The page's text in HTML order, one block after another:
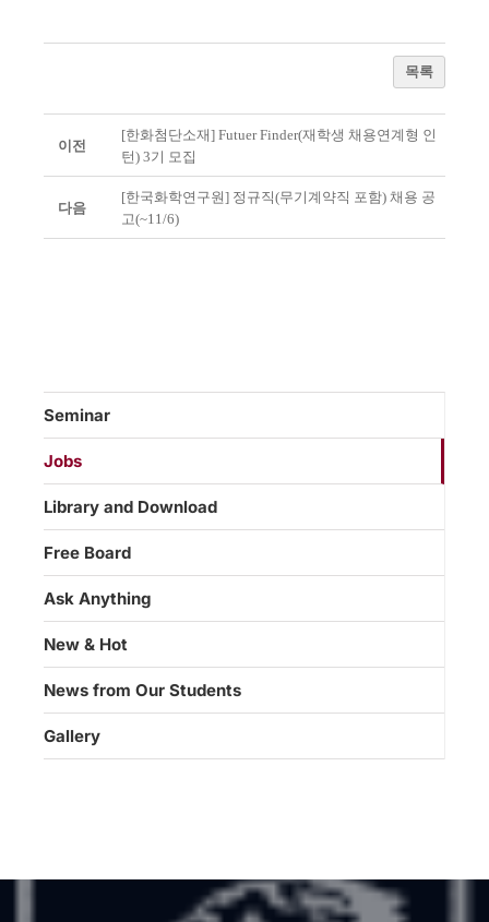
목록
이전
[한화첨단소재] Futuer Finder(재학생 채용연계형 인
턴) 3기 모집
다음
[한국화학연구원] 정규직(무기계약직 포함) 채용 공
고(~11/6)
Seminar
Jobs
Library and Download
Free Board
Ask Anything
New & Hot
News from Our Students
Gallery